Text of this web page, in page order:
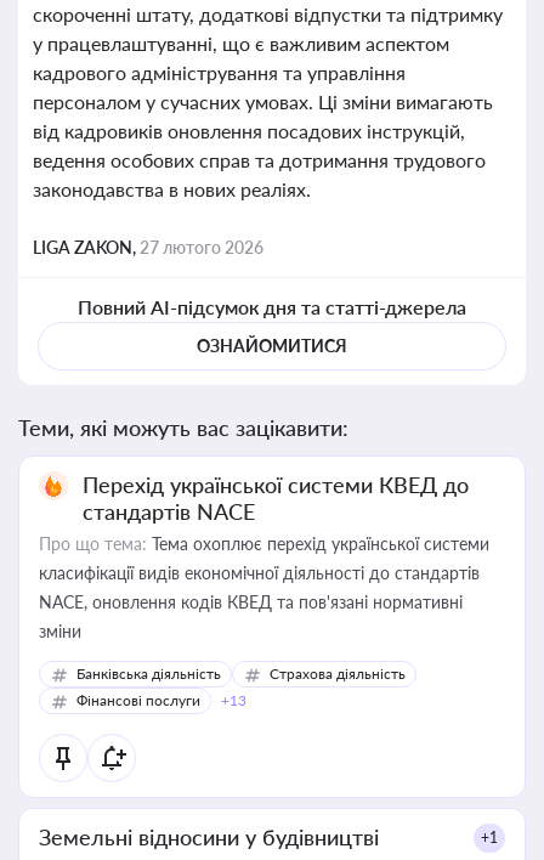
скороченні штату, додаткові відпустки та підтримку
у працевлаштуванні, що є важливим аспектом
кадрового адміністрування та управління
персоналом у сучасних умовах. Ці зміни вимагають
від кадровиків оновлення посадових інструкцій,
ведення особових справ та дотримання трудового
законодавства в нових реаліях.
LIGA ZAKON, 27 лютого 2026
Повний AI-підсумок дня та статті-джерела
ОЗНАЙОМИТИСЯ
Теми, які можуть вас зацікавити:
Перехід української системи КВЕД до
стандартів NACE
Про що тема: Тема охоплює перехід української системи
класифікації видів економічної діяльності до стандартів
NACE, оновлення кодів КВЕД та пов'язані нормативні
зміни
Банківська діяльність
Страхова діяльність
Фінансові послуги
+13
Земельні відносини у будівництві +1